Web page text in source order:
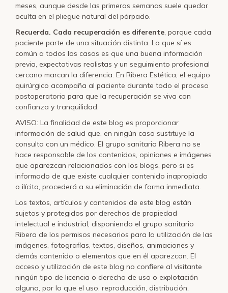
meses, aunque desde las primeras semanas suele quedar
oculta en el pliegue natural del párpado.
Recuerda. Cada recuperación es diferente, porque cada
paciente parte de una situación distinta. Lo que sí es
común a todos los casos es que una buena información
previa, expectativas realistas y un seguimiento profesional
cercano marcan la diferencia. En Ribera Estética, el equipo
quirúrgico acompaña al paciente durante todo el proceso
postoperatorio para que la recuperación se viva con
confianza y tranquilidad.
AVISO: La finalidad de este blog es proporcionar
información de salud que, en ningún caso sustituye la
consulta con un médico. El grupo sanitario Ribera no se
hace responsable de los contenidos, opiniones e imágenes
que aparezcan relacionados con los blogs, pero si es
informado de que existe cualquier contenido inapropiado
o ilícito, procederá a su eliminación de forma inmediata.
Los textos, artículos y contenidos de este blog están
sujetos y protegidos por derechos de propiedad
intelectual e industrial, disponiendo el grupo sanitario
Ribera de los permisos necesarios para la utilización de las
imágenes, fotografías, textos, diseños, animaciones y
demás contenido o elementos que en él aparezcan. El
acceso y utilización de este blog no confiere al visitante
ningún tipo de licencia o derecho de uso o explotación
alguno, por lo que el uso, reproducción, distribución,